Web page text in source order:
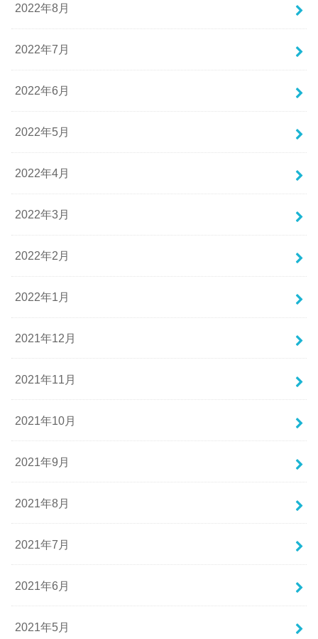
2022年8月
2022年7月
2022年6月
2022年5月
2022年4月
2022年3月
2022年2月
2022年1月
2021年12月
2021年11月
2021年10月
2021年9月
2021年8月
2021年7月
2021年6月
2021年5月